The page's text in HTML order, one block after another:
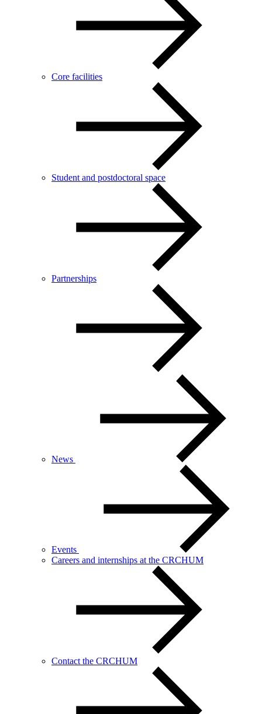
Core facilities
Student and postdoctoral space
Partnerships
News
Events
Careers and internships at the CRCHUM
Contact the CRCHUM